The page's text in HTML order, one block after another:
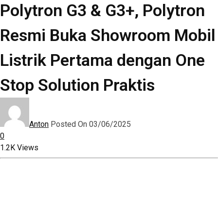
Polytron G3 & G3+, Polytron
Resmi Buka Showroom Mobil
Listrik Pertama dengan One
Stop Solution Praktis
Anton Posted On 03/06/2025
0
1.2K Views